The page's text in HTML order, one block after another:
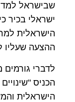
שבישראל
ישראלי בכיר
הישראלית
ההצעה שעליו
לדברי גורמים
הכניס
הישראלית